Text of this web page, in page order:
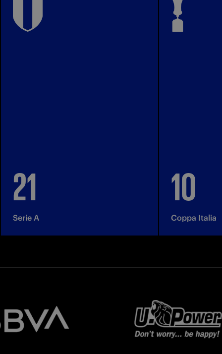
21
Serie A
10
Coppa Italia